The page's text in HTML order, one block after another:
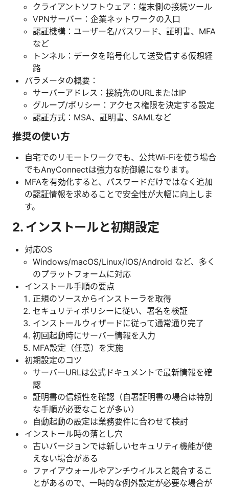
クライアントソフトウェア：端末側の接続ツール
VPNサーバー：企業ネットワークの入口
認証機構：ユーザー名/パスワード、証明書、MFA
など
トンネル：データを暗号化して送受信する仮想経
路
パラメータの概要：
サーバーアドレス：接続先のURLまたはIP
グループ/ポリシー：アクセス権限を決定する設定
認証方式：MSA、証明書、SAMLなど
推奨の使い方
自宅でのリモートワークでも、公共Wi-Fiを使う場合
でもAnyConnectは強力な防御線になります。
MFAを有効化すると、パスワードだけではなく追加
の認証情報を求めることで安全性が大幅に向上しま
す。
2. インストールと初期設定
対応OS
Windows/macOS/Linux/iOS/Android など、多く
のプラットフォームに対応
インストール手順の要点
正規のソースからインストーラを取得
セキュリティポリシーに従い、署名を検証
インストールウィザードに従って通常通り完了
初回起動時にサーバー情報を入力
MFA設定（任意）を実施
初期設定のコツ
サーバーURLは公式ドキュメントで最新情報を確
認
証明書の信頼性を確認（自署証明書の場合は特別
な手順が必要なことが多い）
自動起動の設定は業務要件に合わせて検討
インストール時の落とし穴
古いバージョンでは新しいセキュリティ機能が使
えない場合がある
ファイアウォールやアンチウイルスと競合するこ
とがあるので、一時的な例外設定が必要な場合が